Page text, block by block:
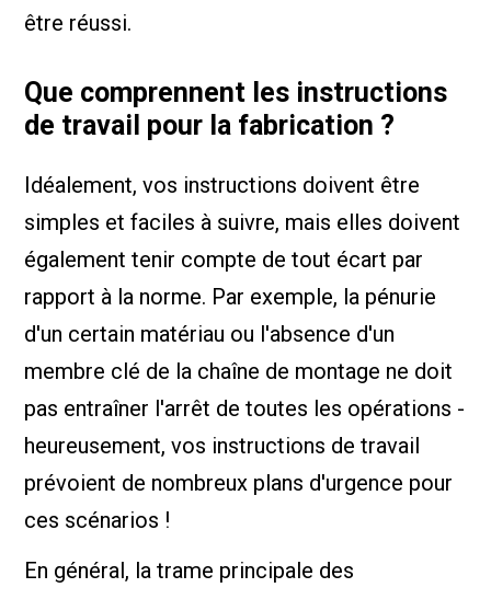
être réussi.
Que comprennent les instructions
de travail pour la fabrication ?
Idéalement, vos instructions doivent être
simples et faciles à suivre, mais elles doivent
également tenir compte de tout écart par
rapport à la norme. Par exemple, la pénurie
d'un certain matériau ou l'absence d'un
membre clé de la chaîne de montage ne doit
pas entraîner l'arrêt de toutes les opérations -
heureusement, vos instructions de travail
prévoient de nombreux plans d'urgence pour
ces scénarios !
En général, la trame principale des